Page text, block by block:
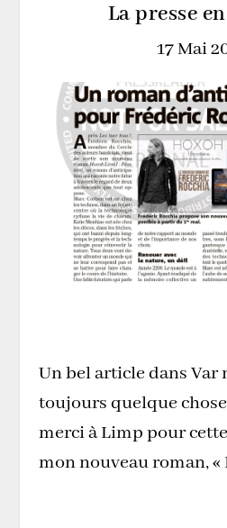
La presse
17 Mai
Un bel article dans Var
toujours quelque
merci à Limp pour
mon nouveau roman, «